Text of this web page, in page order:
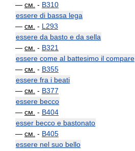
— см. - B310
essere di bassa lega
— см. - L293
essere da basto e da sella
— см. - B321
essere come al battesimo il compare
— см. - B355
essere fra i beati
— см. - B377
essere becco
— см. - B404
esser becco e bastonato
— см. - B405
essere nel suo bello